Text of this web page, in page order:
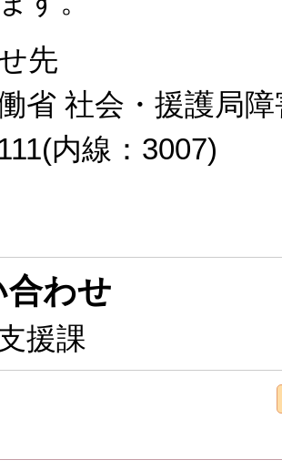
先
省 社会・援護局
内線：3007)
合わせ
援課